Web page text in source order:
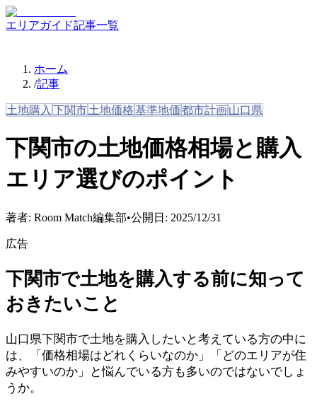
エリアガイド記事一覧
ホーム
/記事
土地購入 下関市土地価格基準地価都市計画山口県
下関市の土地価格相場と購入
エリア選びのポイント
著者: Room Match編集部•公開日: 2025/12/31
広告
下関市で土地を購入する前に知って
おきたいこと
山口県下関市で土地を購入したいと考えている方の中に
は、「価格相場はどれくらいなのか」「どのエリアが住
みやすいのか」と悩んでいる方も多いのではないでしょ
うか。